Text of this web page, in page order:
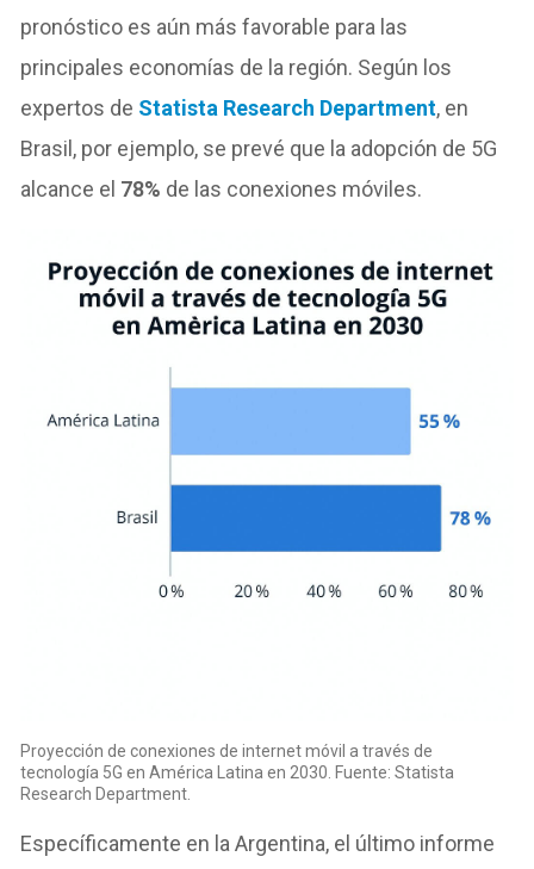
pronóstico es aún más favorable para las
principales economías de la región. Según los
expertos de Statista Research Department, en
Brasil, por ejemplo, se prevé que la adopción de 5G
alcance el 78% de las conexiones móviles.
Proyección de conexiones de internet móvil a través de
tecnología 5G en América Latina en 2030. Fuente: Statista
Research Department.
Específicamente en la Argentina, el último informe